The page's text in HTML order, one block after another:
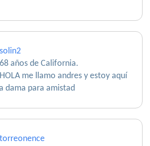
solin2
68 años de California.
HOLA me llamo andres y estoy aquí
dama para amistad
torreonence